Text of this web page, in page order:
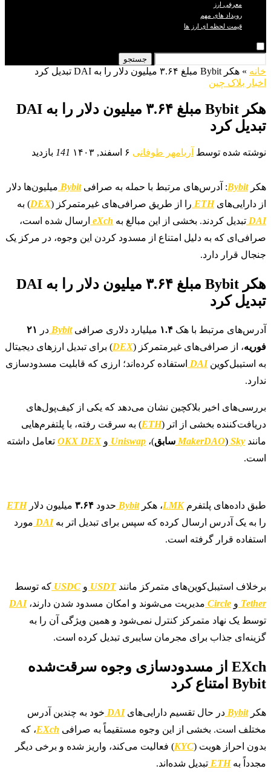
معرفی ارز
رویداد های مهم
قیمت لحظه ای ارز ها
جستجو
خانه » هکر Bybit مبلغ ۳.۶۴ میلیون دلار را به DAI تبدیل کرد
اخبار بلاک چین
هکر Bybit مبلغ ۳.۶۴ میلیون دلار را به DAI
تبدیل کرد
نوشته شده توسط آریامهر طوفانی ۶ اسفند, ۱۴۰۳ 141 بازدید
هکرBybit: آدرس‌های مرتبط با حمله به صرافیBybit میلیون‌ها دلار
از دارایی‌هایETH را از طریق صرافی‌های غیرمتمرکز (DEX) به
DAI تبدیل کردند. بخشی از این مبالغ به eXch ارسال شده است،
صرافی‌ای که به دلیل امتناع از مسدود کردن این وجوه، در مرکز یک
جنجال قرار دارد.
هکر Bybit مبلغ ۳.۶۴ میلیون دلار را به DAI
تبدیل کرد
آدرس‌های مرتبط با هک ۱.۴ میلیارد دلاری صرافیBybit در
۲۱
فوریه، از صرافی‌های غیرمتمرکز (DEX) برای تبدیل ارزهای دیجیتال
به استیبل‌کوینDAI استفاده کرده‌اند؛ ارزی که قابلیت مسدودسازی
ندارد.
بررسی‌های اخیر بلاکچین نشان می‌دهد که یکی از کیف‌پول‌های
دریافت‌کننده بخشی از اتر (ETH) به سرقت رفته، با پلتفرم‌هایی
مانند Sky
(
MakerDAO سابق)، Uniswap و OKX DEX تعامل داشته
است.
طبق داده‌های پلتفرمLMK، هکرBybit حدود ۳.۶۴ میلیون دلارETH
را به یک آدرس ارسال کرده که سپس برای تبدیل اتر بهDAI مورد
استفاده قرار گرفته است.
برخلاف استیبل‌کوین‌های متمرکز مانندUSDT و USDC که توسط
Tether و Circle مدیریت می‌شوند و امکان مسدود شدن دارند،DAI
توسط یک نهاد متمرکز کنترل نمی‌شود و همین ویژگی آن را به
گزینه‌ای جذاب برای مجرمان سایبری تبدیل کرده است.
EXch از مسدودسازی وجوه سرقت‌شده
Bybit امتناع کرد
هکرBybit در حال تقسیم دارایی‌هایDAI خود به چندین آدرس
مختلف است. بخشی از این وجوه مستقیماً به صرافی EXch، که
بدون احراز هویت (KYC) فعالیت می‌کند، واریز شده و برخی دیگر
مجدداً بهETH تبدیل شده‌اند.